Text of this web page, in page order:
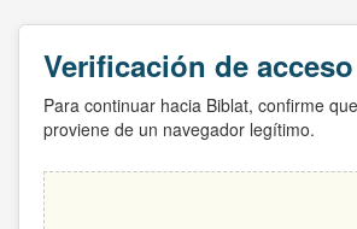
Verificación de acceso
Para continuar hacia Biblat, confirme
proviene de un navegador legítimo.